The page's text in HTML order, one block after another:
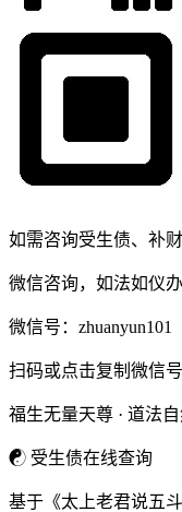
如需咨询受生债、补
微信咨询，如法如仪
微信号： zhuanyun101
扫码或点击复制微信
福生无量天尊 · 道法
☯ 受生债在线查询
基于《太上老君说五